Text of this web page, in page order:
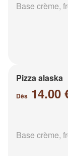
Base crème,
Pizza alaska
Dès 14.00
Base crème,